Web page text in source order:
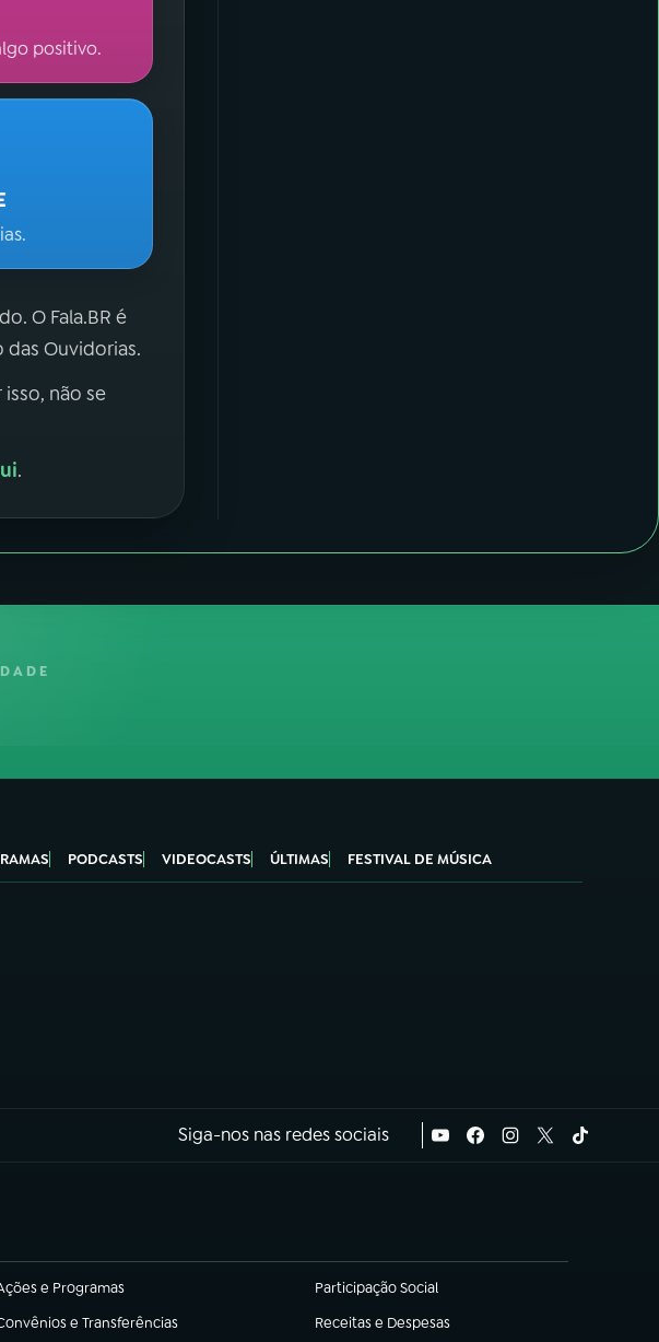
positivo.
O Fala.BR é
Ouvidorias.
não se
.
PODCASTS VIDEOCASTS ÚLTIMAS FESTIVAL DE MÚSICA
Siga-nos nas redes sociais
e Programas
em nova aba) Participação Social
(abre em nova aba)
e Transferências
em nova aba) Receitas e Despesas
(abre em nova aba)